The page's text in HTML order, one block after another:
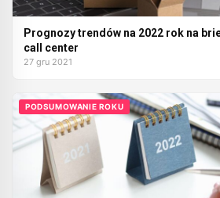
Prognozy trendów na 2022 rok na
call center
27 gru 2021
PODSUMOWANIE ROKU